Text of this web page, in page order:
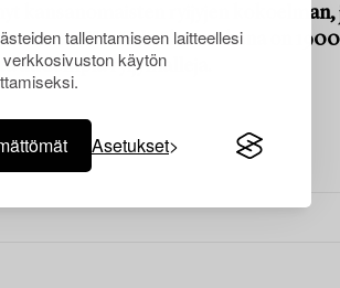
tallentamiseen laitteellesi
käytön
Asetukset
kansanomaisten ryijyjen
Tämän lisäksi mukana on
uudempia ryijymalleja.